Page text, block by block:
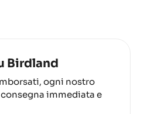
Birdland
ogni nostro
immediata e